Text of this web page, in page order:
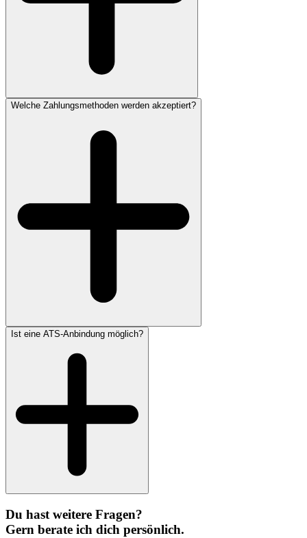
Welche Zahlungsmethoden werden akzeptiert?
Ist eine ATS-Anbindung möglich?
Du hast weitere Fragen?
Gern berate ich dich persönlich.